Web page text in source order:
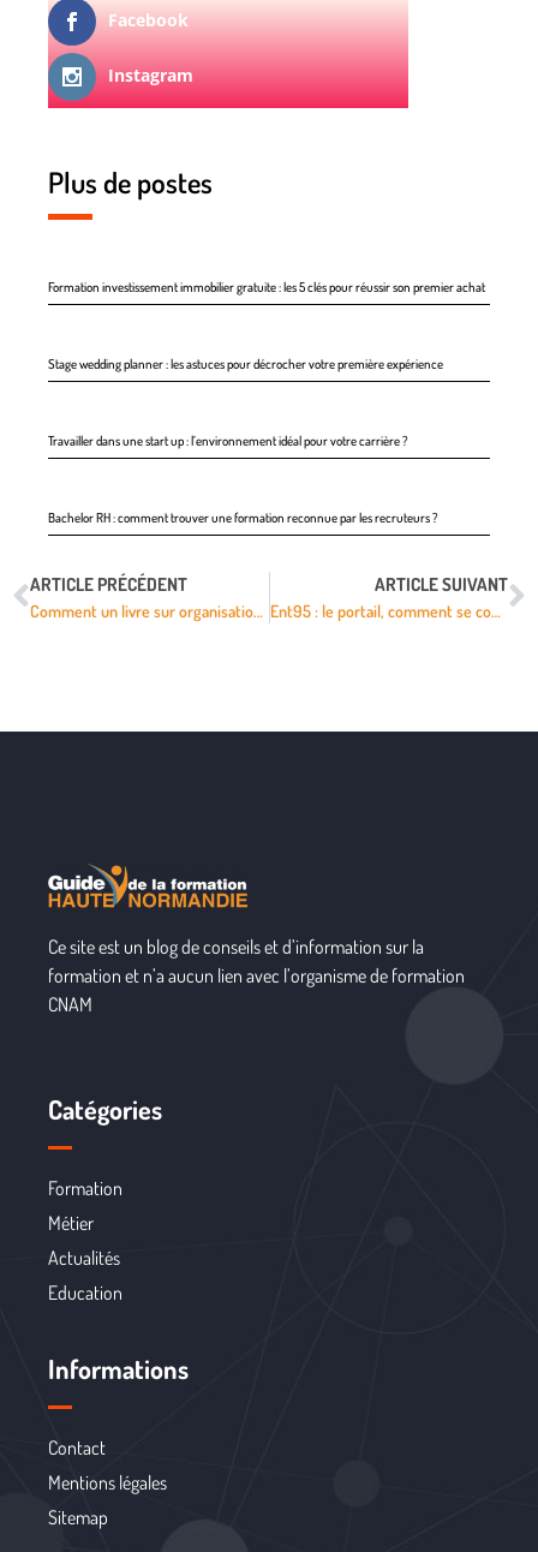
Facebook
Instagram
Plus de postes
Formation investissement immobilier gratuite : les 5 clés pour réussir son premier achat
Stage wedding planner : les astuces pour décrocher votre première expérience
Travailler dans une start up : l’environnement idéal pour votre carrière ?
Bachelor RH : comment trouver une formation reconnue par les recruteurs ?
ARTICLE PRÉCÉDENT
Comment un livre sur organisation mariage peut-il aider ?
ARTICLE SUIVANT
Ent95 : le portail, comment se connecter et récupérer vos identifiants ?
Ce site est un blog de conseils et d’information sur la
formation et n’a aucun lien avec l’organisme de formation
CNAM
Catégories
Formation
Métier
Actualités
Education
Informations
Contact
Mentions légales
Sitemap